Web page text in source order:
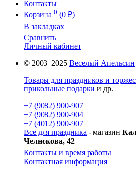
Контакты
Корзина 0 (0 ₽)
В закладках
Сравнить
Личный кабинет
© 2003–2025 Веселый Апельсин
Товары для праздников и
прикольные подарки и др.
+7 (9082) 900-907
+7 (9082) 900-904
+7 (4012) 900-907
Всё для праздника - магазин
Челнокова, 42
Контакты и время работы
Контактная информация